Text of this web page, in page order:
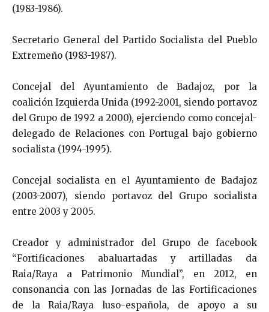
(1983-1986).
Secretario General del Partido Socialista del Pueblo
Extremeño (1983-1987).
Concejal del Ayuntamiento de Badajoz, por la
coalición Izquierda Unida (1992-2001, siendo portavoz
del Grupo de 1992 a 2000), ejerciendo como concejal-
delegado de Relaciones con Portugal bajo gobierno
socialista (1994-1995).
Concejal socialista en el Ayuntamiento de Badajoz
(2003-2007), siendo portavoz del Grupo socialista
entre 2003 y 2005.
Creador y administrador del Grupo de facebook
“Fortificaciones abaluartadas y artilladas da
Raia/Raya a Patrimonio Mundial”, en 2012, en
consonancia con las Jornadas de las Fortificaciones
de la Raia/Raya luso-española, de apoyo a su